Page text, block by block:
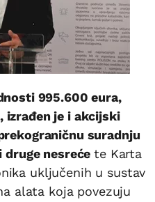
995.600 eura,
izrađen je i akcijski
suradnju
druge nesrećete Karta
uključenih u sustav
alata koja povezuju